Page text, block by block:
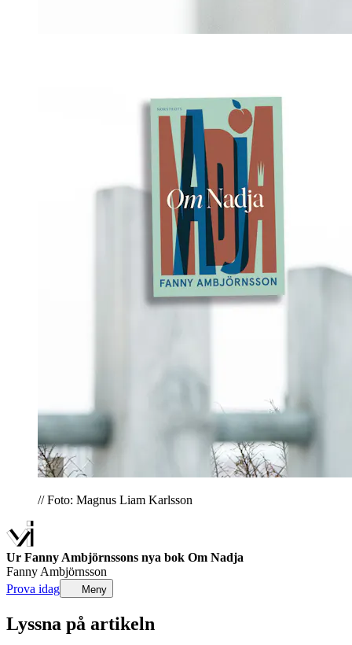
// Foto: Magnus Liam Karlsson
Ur Fanny Ambjörnssons nya bok Om Nadja
Fanny Ambjörnsson
Prova idag
Meny
Lyssna på artikeln